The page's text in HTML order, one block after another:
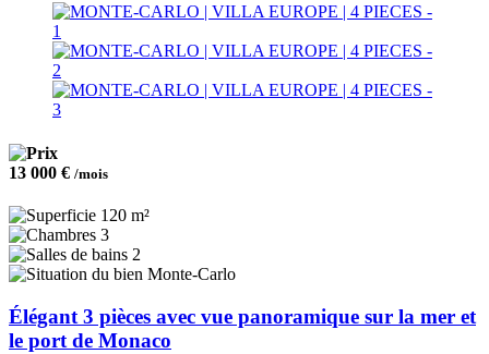
13 000 € /mois
120 m²
3
2
Monte-Carlo
Élégant 3 pièces avec vue panoramique sur la mer et
le port de Monaco